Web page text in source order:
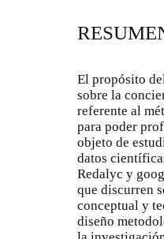
El propósito
sobre la
referente al
para poder
objeto de
datos
Redalyc y
que discurren
conceptual y
diseño